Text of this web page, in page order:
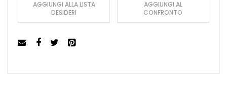
AGGIUNGI ALLA LISTA
DESIDERI
AGGIUNGI AL
CONFRONTO